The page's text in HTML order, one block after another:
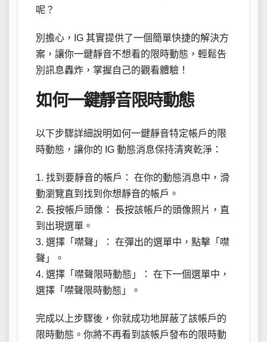
呢？
別擔心，IG 其實提供了一個簡單快捷的解決方
案，讓你一鍵靜音不想看的限時動態，輕鬆告
別訊息轟炸，掌握自己的觀看體驗！
如何一鍵靜音限時動態
以下步驟詳細說明如何一鍵靜音特定帳戶的限
時動態，讓你的 IG 動態消息保持清爽乾淨：
1. 找到要靜音的帳戶： 在你的動態消息中，滑
動瀏覽直到找到你想靜音的帳戶。
2. 長按帳戶頭像： 長按該帳戶的頭像照片，直
到出現選單。
3. 選擇「噤聲」： 在彈出的選單中，點擊「噤
聲」。
4. 選擇「噤聲限時動態」： 在下一個選單中，
選擇「噤聲限時動態」。
完成以上步驟後，你就成功地屏蔽了該帳戶的
限時動態。你將不再看到該帳戶發布的限時動